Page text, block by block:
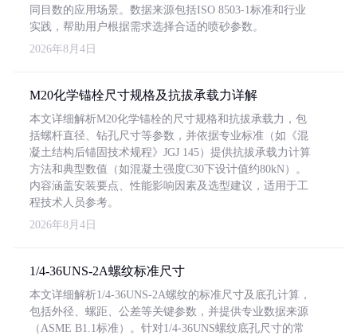
同目数的应用场景。数据来源包括ISO 8503-1标准和行业
实践，帮助用户根据需求选择合适的喷砂参数。
2026年8月4日
M20化学锚栓尺寸规格及抗拔承载力详解
本文详细解析M20化学锚栓的尺寸规格和抗拔承载力，包
括螺杆直径、钻孔尺寸等参数，并依据专业标准（如《混
凝土结构后锚固技术规程》JGJ 145）提供抗拔承载力计算
方法和典型数值（如混凝土强度C30下设计值约80kN）。
内容涵盖安装要点、性能影响因素及选型建议，适用于工
程技术人员参考。
2026年8月4日
1/4-36UNS-2A螺纹标准尺寸
本文详细解析1/4-36UNS-2A螺纹的标准尺寸及底孔计算，
包括外径、螺距、公差等关键参数，并提供专业数据来源
（ASME B1.1标准）。针对1/4-36UNS螺纹底孔尺寸的常